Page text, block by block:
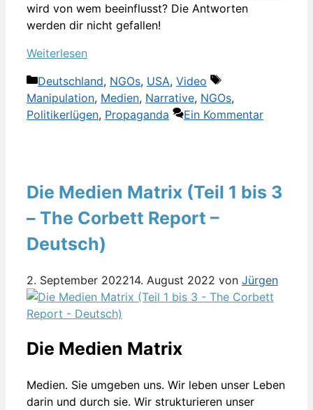
wird von wem beeinflusst? Die Antworten
werden dir nicht gefallen!
Weiterlesen
Kategorien
Deutschland, NGOs, USA, Video
Schlagwörter
Manipulation, Medien, Narrative, NGOs,
Politikerlügen, Propaganda Ein Kommentar
Die Medien Matrix (Teil 1 bis 3
– The Corbett Report –
Deutsch)
2. September 202214. August 2022 von Jürgen
Die Medien Matrix
Medien. Sie umgeben uns. Wir leben unser Leben
darin und durch sie. Wir strukturieren unser